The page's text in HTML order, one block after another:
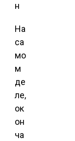
На
са
мо
м
де
ле,
ок
он
ча